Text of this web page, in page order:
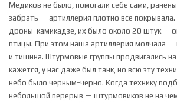
Медиков не было, помогали себе сами,
забрать — артиллерия плотно все
дроны-камикадзе, их было около 20 штук —
птицы. При этом наша артиллерия молчала —
и тишина. Штурмовые группы продвигались
кажется, у нас даже был танк, но всю эту
небо было черным-черно. Когда технику
небольшой перерыв — штурмовиков не на